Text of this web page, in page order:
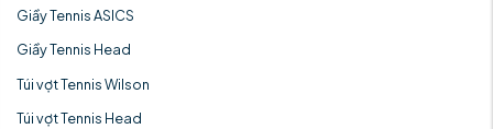
Giầy Tennis ASICS
Giầy Tennis Head
Túi vợt Tennis Wilson
Túi vợt Tennis Head